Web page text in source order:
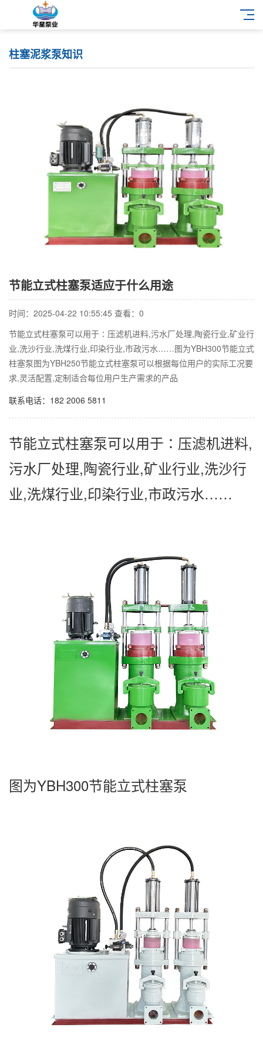
柱塞泥浆泵知识
节能立式柱塞泵适应于什么用途
时间：2025-04-22 10:55:45 查看： 0
节能立式柱塞泵可以用于∶压滤机进料,污水厂处理,陶瓷行业,矿业行
业,洗沙行业,洗煤行业,印染行业,市政污水……图为YBH300节能立式
柱塞泵图为YBH250节能立式柱塞泵可以根据每位用户的实际工况要
求,灵活配置,定制适合每位用户生产需求的产品
联系电话：182 2006 5811
节能立式柱塞泵可以用于∶压滤机进料,
污水厂处理,陶瓷行业,矿业行业,洗沙行
业,洗煤行业,印染行业,市政污水……
图为YBH300节能立式柱塞泵